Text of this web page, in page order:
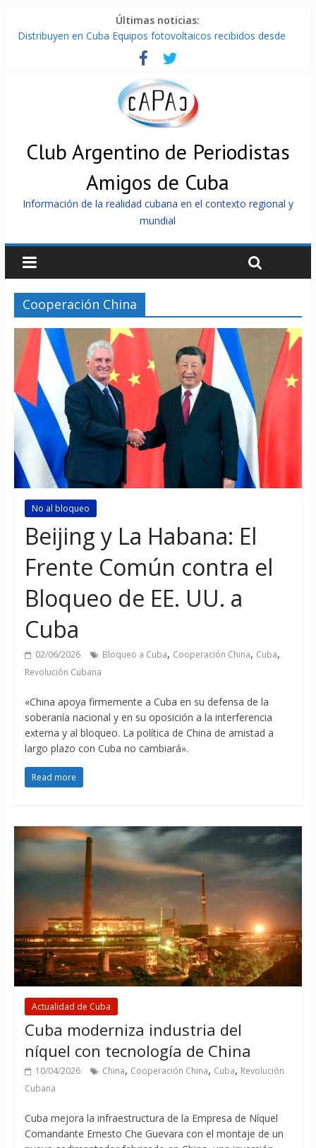
Últimas noticias:
Distribuyen en Cuba Equipos fotovoltaicos recibidos desde
La ONU condena medidas de EE.UU contra Cuba
Cuba alerta sobre doctrina militar de dominación de EEUU
Nuevas sanciones de EEUU contra Cuba apuntan a la
cooperación militar con Rusia y China
Brutal represión contra los que marchan para que no se
venda la patria
Club Argentino de Periodistas
Amigos de Cuba
Información de la realidad cubana en el contexto regional y
mundial
Cooperación China
No al bloqueo
Beijing y La Habana: El
Frente Común contra el
Bloqueo de EE. UU. a
Cuba
02/06/2026 Bloqueo a Cuba, Cooperación China, Cuba,
Revolución Cubana
«China apoya firmemente a Cuba en su defensa de la
soberanía nacional y en su oposición a la interferencia
externa y al bloqueo. La política de China de amistad a
largo plazo con Cuba no cambiará».
Read more
Actualidad de Cuba
Cuba moderniza industria del
níquel con tecnología de China
10/04/2026 China, Cooperación China, Cuba, Revolución
Cubana
Cuba mejora la infraestructura de la Empresa de Níquel
Comandante Ernesto Che Guevara con el montaje de un